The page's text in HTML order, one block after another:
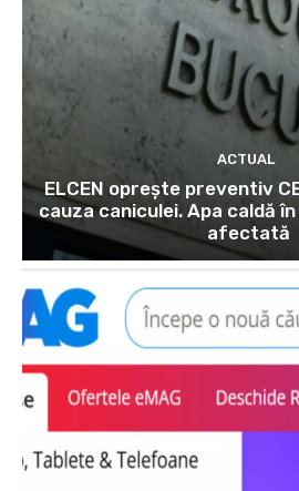
ACTUAL
ELCEN oprește preventiv
cauza caniculei. Apa caldă
afectată